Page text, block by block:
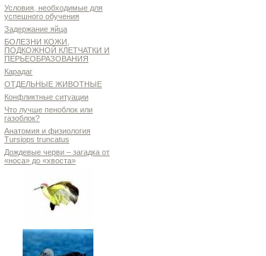
Условия, необходимые для
успешного обучения
Задержание яйца
БОЛЕЗНИ КОЖИ,
ПОДКОЖНОЙ КЛЕТЧАТКИ И
ПЕРЬЕОБРАЗОВАНИЯ
Карадаг
ОТДЕЛЬНЫЕ ЖИВОТНЫЕ
Конфликтные ситуации
Что лучше пеноблок или
газоблок?
Анатомия и физиология
Tursiops truncatus
Дождевые черви – загадка от
«носа» до «хвоста»